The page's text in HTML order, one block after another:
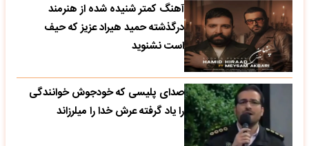
آهنگ کمتر شنیده شده از هنرمند
درگذشته حمید هیراد عزیز که حیف
است نشنوید
صدای پلیسی که خودجوش خوانندگی
را یاد گرفته عرش خدا را میلرزاند